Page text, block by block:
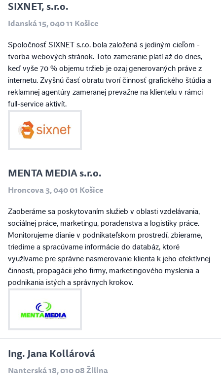
SIXNET, s.r.o.
Idanská 15, 040 11 Košice
Spoločnosť SIXNET s.r.o. bola založená s jediným cieľom -
tvorba webových stránok. Toto zameranie platí až do dnes,
keď vyše 70 % objemu tržieb je ozaj generovaných práve z
internetu. Zvyšnú časť obratu tvorí činnosť grafického štúdia a
reklamnej agentúry zameranej prevažne na klientelu v rámci
full-service aktivít.
MENTA MEDIA s.r.o.
Hroncova 3, 040 01 Košice
Zaoberáme sa poskytovaním služieb v oblasti vzdelávania,
sociálnej práce, marketingu, poradenstva a logistiky práce.
Monitorujeme dianie v podnikateľskom prostredí, zbierame,
triedime a spracúvame informácie do databáz, ktoré
využívame pre správne nasmerovanie klienta k jeho efektívnej
činnosti, propagácii jeho firmy, marketingového myslenia a
podnikania istých a správnych krokov.
Ing. Jana Kollárová
Nanterská 18, 010 08 Žilina